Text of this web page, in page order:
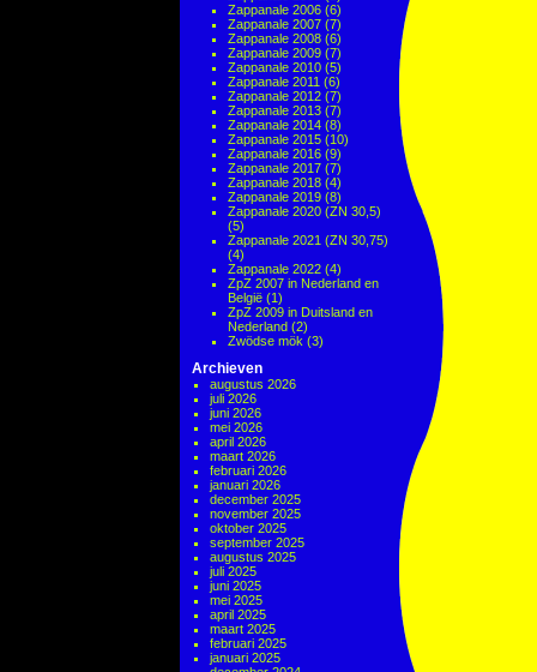
Zappanale 2006 (6)
Zappanale 2007 (7)
Zappanale 2008 (6)
Zappanale 2009 (7)
Zappanale 2010 (5)
Zappanale 2011 (6)
Zappanale 2012 (7)
Zappanale 2013 (7)
Zappanale 2014 (8)
Zappanale 2015 (10)
Zappanale 2016 (9)
Zappanale 2017 (7)
Zappanale 2018 (4)
Zappanale 2019 (8)
Zappanale 2020 (ZN 30,5)
(5)
Zappanale 2021 (ZN 30,75)
(4)
Zappanale 2022 (4)
ZpZ 2007 in Nederland en
België (1)
ZpZ 2009 in Duitsland en
Nederland (2)
Zwödse mök (3)
Archieven
augustus 2026
juli 2026
juni 2026
mei 2026
april 2026
maart 2026
februari 2026
januari 2026
december 2025
november 2025
oktober 2025
september 2025
augustus 2025
juli 2025
juni 2025
mei 2025
april 2025
maart 2025
februari 2025
januari 2025